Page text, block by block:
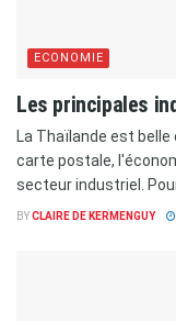
ECONOMIE
Les principales
La Thaïlande est belle
carte postale,
secteur industriel.
BYCLAIRE DE KERMENGUY